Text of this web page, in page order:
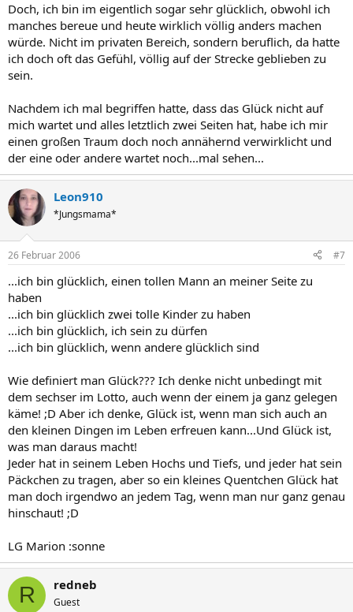
Doch, ich bin im eigentlich sogar sehr glücklich, obwohl ich
manches bereue und heute wirklich völlig anders machen
würde. Nicht im privaten Bereich, sondern beruflich, da hatte
ich doch oft das Gefühl, völlig auf der Strecke geblieben zu
sein.
Nachdem ich mal begriffen hatte, dass das Glück nicht auf
mich wartet und alles letztlich zwei Seiten hat, habe ich mir
einen großen Traum doch noch annähernd verwirklicht und
der eine oder andere wartet noch...mal sehen...
Leon910
*Jungsmama*
26 Februar 2006 #7
...ich bin glücklich, einen tollen Mann an meiner Seite zu
haben
...ich bin glücklich zwei tolle Kinder zu haben
...ich bin glücklich, ich sein zu dürfen
...ich bin glücklich, wenn andere glücklich sind
Wie definiert man Glück??? Ich denke nicht unbedingt mit
dem sechser im Lotto, auch wenn der einem ja ganz gelegen
käme! ;D Aber ich denke, Glück ist, wenn man sich auch an
den kleinen Dingen im Leben erfreuen kann...Und Glück ist,
was man daraus macht!
Jeder hat in seinem Leben Hochs und Tiefs, und jeder hat sein
Päckchen zu tragen, aber so ein kleines Quentchen Glück hat
man doch irgendwo an jedem Tag, wenn man nur ganz genau
hinschaut! ;D
LG Marion :sonne
R redneb
Guest